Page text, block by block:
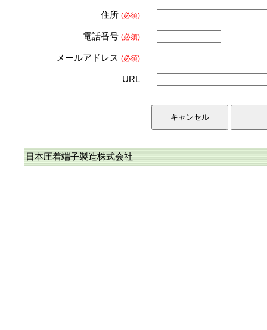
住所 (必須)
電話番号 (必須)
メールアドレス (必須)
URL
日本圧着端子製造株式会社